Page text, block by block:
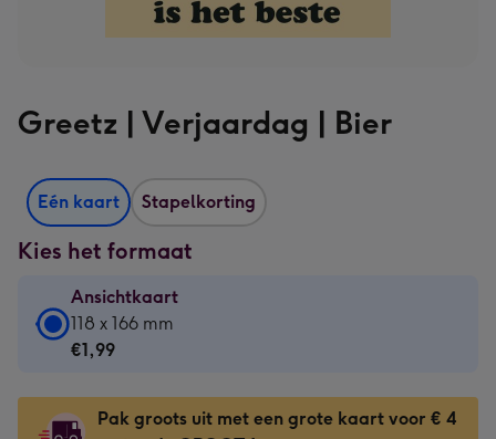
Greetz | Verjaardag | Bier
Eén kaart Stapelkorting
Kies het formaat
Ansichtkaart
Ansichtkaart
-
-
118
118 x 166 mm
€1,99
Pak groots uit met een grote kaart voor € 4